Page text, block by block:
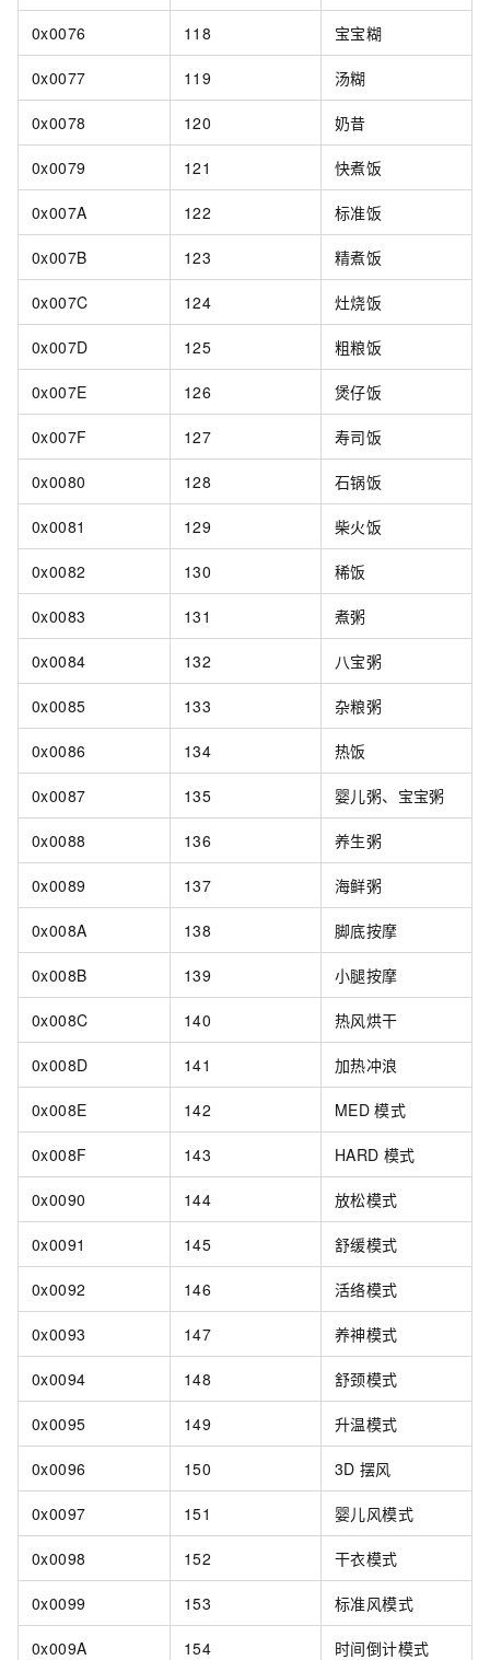
0x0076 118 宝宝糊
0x0077 119 汤糊
0x0078 120 奶昔
0x0079 121 快煮饭
0x007A 122 标准饭
0x007B 123 精煮饭
0x007C 124 灶烧饭
0x007D 125 粗粮饭
0x007E 126 煲仔饭
0x007F 127 寿司饭
0x0080 128 石锅饭
0x0081 129 柴火饭
0x0082 130 稀饭
0x0083 131 煮粥
0x0084 132 八宝粥
0x0085 133 杂粮粥
0x0086 134 热饭
0x0087 135 婴儿粥、宝宝粥
0x0088 136 养生粥
0x0089 137 海鲜粥
0x008A 138 脚底按摩
0x008B 139 小腿按摩
0x008C 140 热风烘干
0x008D 141 加热冲浪
0x008E 142 MED 模式
0x008F 143 HARD 模式
0x0090 144 放松模式
0x0091 145 舒缓模式
0x0092 146 活络模式
0x0093 147 养神模式
0x0094 148 舒颈模式
0x0095 149 升温模式
0x0096 150 3D 摆风
0x0097 151 婴儿风模式
0x0098 152 干衣模式
0x0099 153 标准风模式
0x009A 154 时间倒计模式